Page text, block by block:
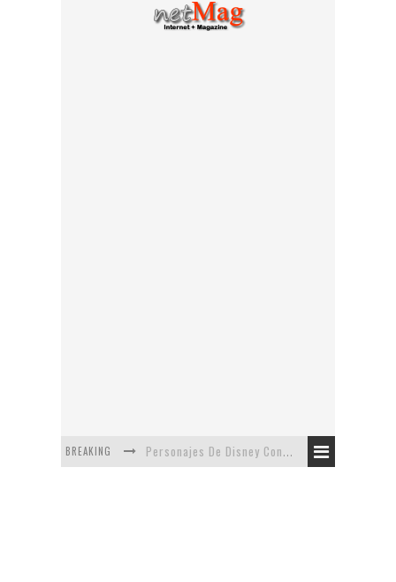
BREAKING Personajes De Disney Con Vestuarios Contemporáneos